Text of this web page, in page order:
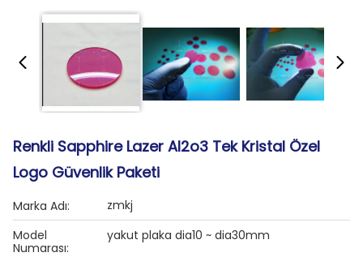
Renkli Sapphire Lazer Al2o3 Tek Kristal Özel
Logo Güvenlik Paketi
Marka Adı:
zmkj
Model
Numarası:
yakut plaka dia10 ~ dia30mm